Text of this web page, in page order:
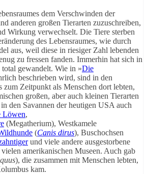
dem Verschwinden der
anderen großen Tierarten zuzuschreiben,
Wirkung verwechselt. Die Tiere sterben
des Lebensraumes, wie durch
aus, weil diese in riesiger Zahl lebenden
zu fressen fanden. Immerhin hat sich in
gewandelt. Wie in »Die
beschrieben wird, sind in den
zum Zeitpunkt als Menschen dort lebten,
großen, aber auch kleinen Tierarten
den Savannen der heutigen USA auch
Löwen,
(Megatherium), Westkamele
(Canis dirus), Buschochsen
und viele andere ausgestorbene
amerikanischen Museen. Auch gab
), die zusammen mit Menschen lebten,
kam.